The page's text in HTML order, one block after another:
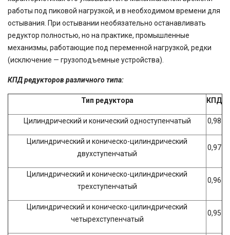
работы под пиковой нагрузкой, и в необходимом времени для
остывания. При остывании необязательно останавливать
редуктор полностью, но на практике, промышленные
механизмы, работающие под переменной нагрузкой, редки
(исключение — грузоподъемные устройства).
КПД редукторов различного типа:
Тип редуктора КПД
Цилиндрический и конический одноступенчатый 0,98
Цилиндрический и коническо-цилиндрический
двухступенчатый
0,97
Цилиндрический и коническо-цилиндрический
трехступенчатый
0,96
Цилиндрический и коническо-цилиндрический
четырехступенчатый
0,95